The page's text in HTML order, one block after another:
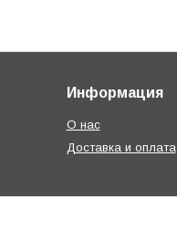
Информация
О нас
Доставка и оплата